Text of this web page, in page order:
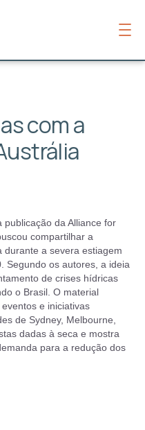
com a
da Alliance for
compartilhar a
durante a severa estiagem
Segundo os autores, a ideia
de crises hídricas
o Brasil. O material
e iniciativas
de Sydney, Melbourne,
dadas à seca e mostra
para a redução dos